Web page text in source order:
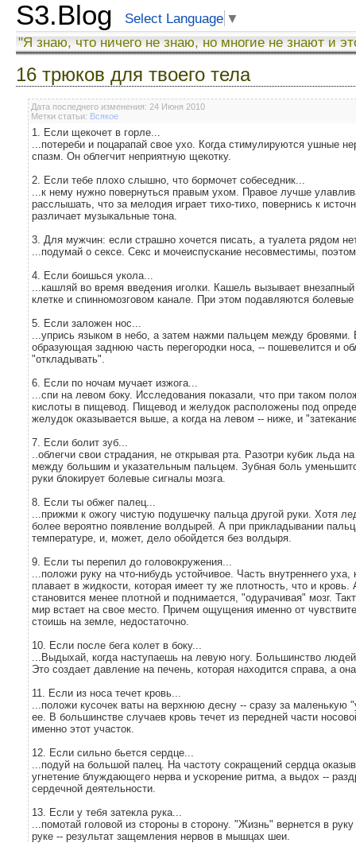
S3.Blog Select Language ▼
"Я знаю, что ничего не знаю, но многие не знают и
16 трюков для твоего тела
Дата последнего изменения: 24 Июня 2010
Метки статьи: Всякое
1. Если щекочет в горле...
...потереби и поцарапай свое ухо. Когда стимулируются ушные
спазм. Он облегчит неприятную щекотку.
2. Если тебе плохо слышно, что бормочет собеседник...
...к нему нужно повернуться правым ухом. Правое лучше
расслышать, что за мелодия играет тихо-тихо, повернись к
различает музыкальные тона.
3. Для мужчин: если страшно хочется писать, а туалета рядом
...подумай о сексе. Секс и мочеиспускание несовместимы,
4. Если боишься укола...
...кашляй во время введения иголки. Кашель вызывает
клетке и спинномозговом канале. При этом подавляются
5. Если заложен нос...
...упрись языком в небо, а затем нажми пальцем между бровями.
образующая заднюю часть перегородки носа, -- пошевелится и
"откладывать".
6. Если по ночам мучает изжога...
...спи на левом боку. Исследования показали, что при таком
кислоты в пищевод. Пищевод и желудок расположены под
желудок оказывается выше, а когда на левом -- ниже, и
7. Если болит зуб...
..облегчи свои страдания, не открывая рта. Разотри кубик льда
между большим и указательным пальцем. Зубная боль
руки блокирует болевые сигналы мозга.
8. Если ты обжег палец...
...прижми к ожогу чистую подушечку пальца другой руки. Хотя
более вероятно появление волдырей. А при прикладывании
температуре, и, может, дело обойдется без волдыря.
9. Если ты перепил до головокружения...
...положи руку на что-нибудь устойчивое. Часть внутреннего уха,
плавает в жидкости, которая имеет ту же плотность, что и
становится менее плотной и поднимается, "одурачивая" мозг.
мир встает на свое место. Причем ощущения именно от
стоишь на земле, недостаточно.
10. Если после бега колет в боку...
...Выдыхай, когда наступаешь на левую ногу. Большинство
Это создает давление на печень, которая находится справа, а
11. Если из носа течет кровь...
...положи кусочек ваты на верхнюю десну -- сразу за маленькую
ее. В большинстве случаев кровь течет из передней части
именно этот участок.
12. Если сильно бьется сердце...
...подуй на большой палец. На частоту сокращений сердца
угнетение блуждающего нерва и ускорение ритма, а выдох --
сердечной деятельности.
13. Если у тебя затекла рука...
...помотай головой из стороны в сторону. "Жизнь" вернется в
руке -- результат защемления нервов в мышцах шеи.